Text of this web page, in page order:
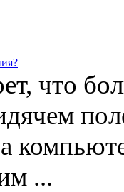
что
...